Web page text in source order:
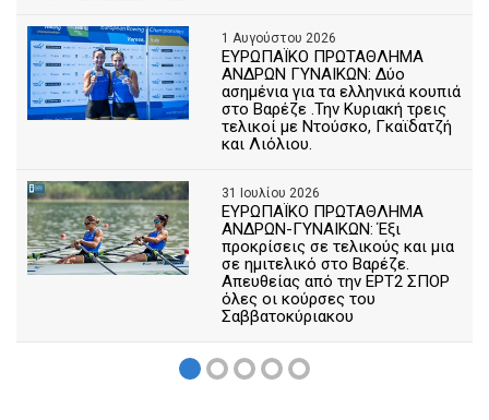
1 Αυγούστου 2026
ΕΥΡΩΠΑΪΚΟ ΠΡΩΤΑΘΛΗΜΑ
ΑΝΔΡΩΝ ΓΥΝΑΙΚΩΝ: Δύο
ασημένια για τα ελληνικά κουπιά
στο Βαρέζε .Την Κυριακή τρεις
τελικοί με Ντούσκο, Γκαϊδατζή
και Λιόλιου.
31 Ιουλίου 2026
ΕΥΡΩΠΑΪΚΟ ΠΡΩΤΑΘΛΗΜΑ
ΑΝΔΡΩΝ-ΓΥΝΑΙΚΩΝ: Έξι
προκρίσεις σε τελικούς και μια
σε ημιτελικό στο Βαρέζε.
Απευθείας από την ΕΡΤ2 ΣΠΟΡ
όλες οι κούρσες του
Σαββατοκύριακου